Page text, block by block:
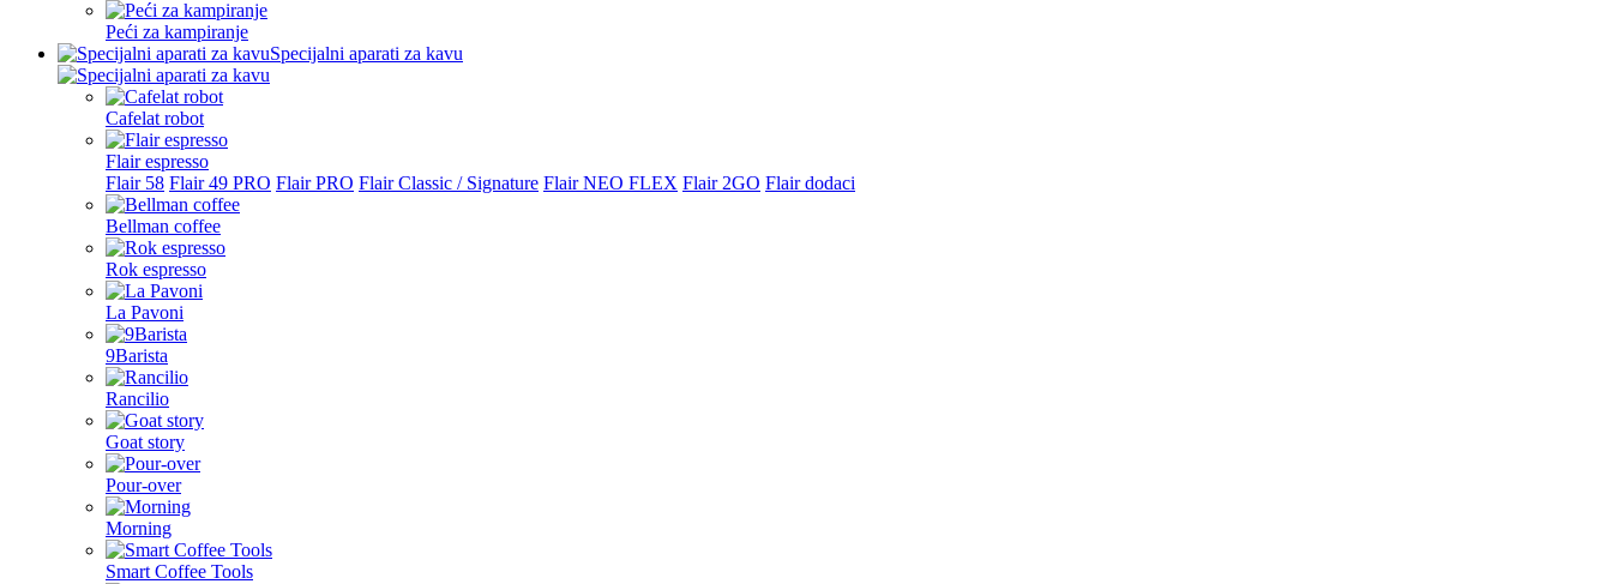
Peći za kampiranje
Specijalni aparati za kavu
Cafelat robot
Flair espresso
Flair 58 Flair 49 PRO Flair PRO Flair Classic / Signature Flair NEO FLEX Flair 2GO Flair dodaci
Bellman coffee
Rok espresso
La Pavoni
9Barista
Rancilio
Goat story
Pour-over
Morning
Smart Coffee Tools